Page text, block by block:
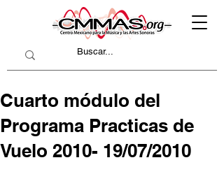
Cuarto módulo del
Programa Practicas de
Vuelo 2010- 19/07/2010